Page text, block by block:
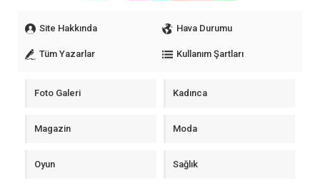
Site Hakkında Hava Durumu
Tüm Yazarlar Kullanım Şartları
Foto Galeri Kadınca
Magazin Moda
Oyun Sağlık